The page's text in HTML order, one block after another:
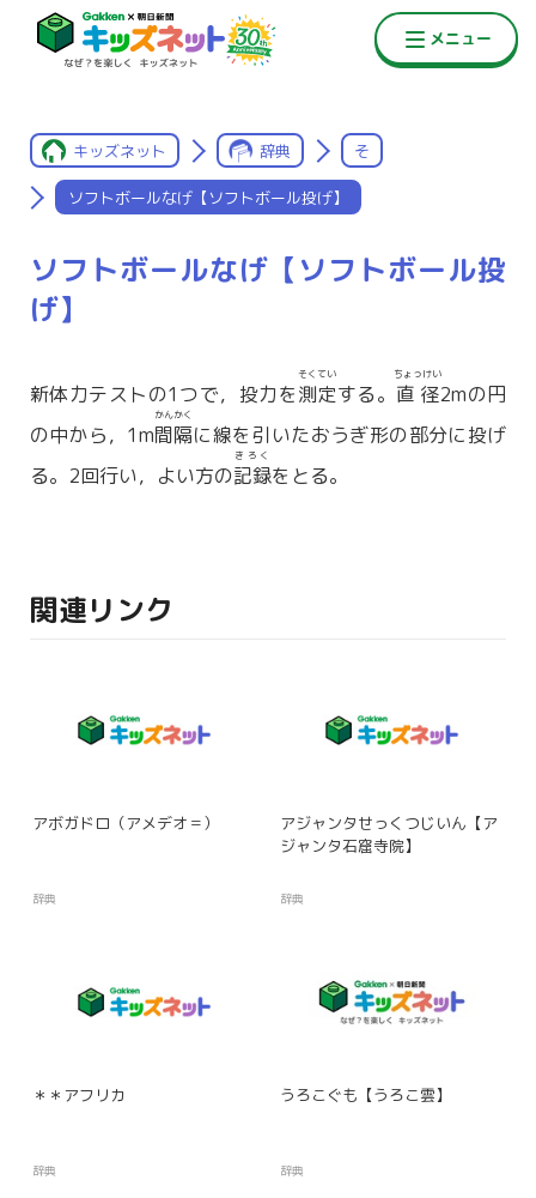
キッズネット 辞典 そ
ソフトボールなげ【ソフトボール投げ】
ソフトボールなげ【ソフトボール投
げ】
新体力テストの1つで，投力を測定
そくてい
する。 直径
ちょっけい
2mの円
の中から，1m間隔
かんかく
に線を引いたおうぎ形の部分に投げ
る。2回行い，よい方の記録
きろく
をとる。
関連リンク
アボガドロ（アメデオ＝）
辞典
アジャンタせっくつじいん【ア
ジャンタ石窟寺院】
辞典
＊＊アフリカ
辞典
うろこぐも【うろこ雲】
辞典